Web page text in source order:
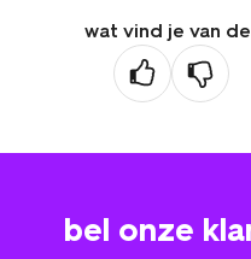
wat vind je van
bel onze